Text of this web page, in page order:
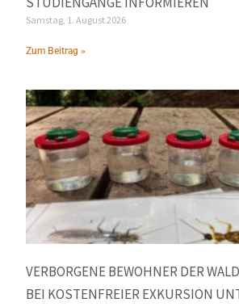
Samstag, 1. August 2026
Zum Beitrag »
VERBORGENE BEWOHNER DER
BEI KOSTENFREIER EXKURSION